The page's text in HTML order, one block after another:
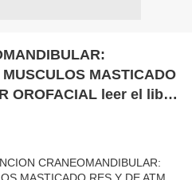
MASTICADO
OROFACIAL leer el libro